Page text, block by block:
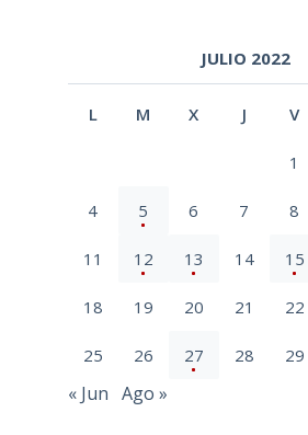
JULIO 2022
L M X J V
1
4 5 6 7 8
11 12 13 14 15
18 19 20 21 22
25 26 27 28 29
« Jun Ago »